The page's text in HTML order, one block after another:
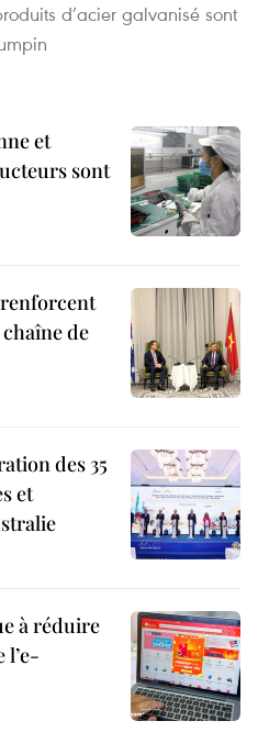
d’acier galvanisé sont
et
sont
renforcent
de
des 35
et
à réduire
l’e-